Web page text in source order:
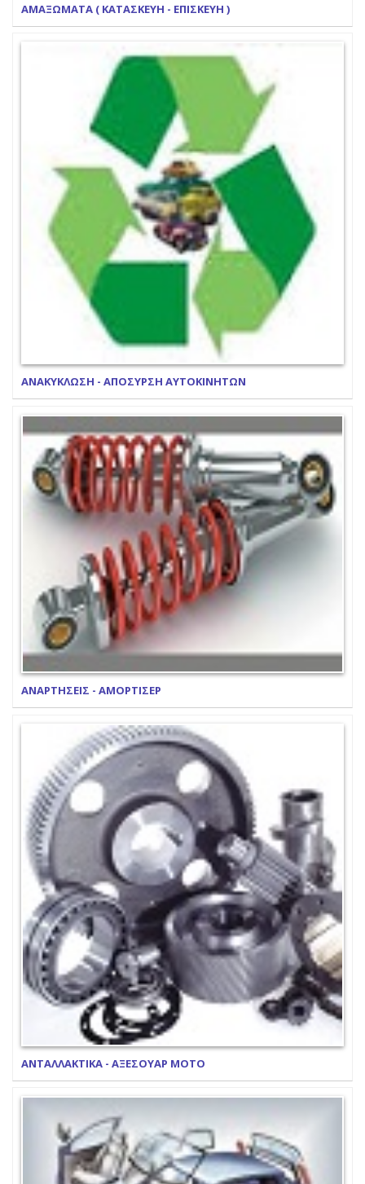
ΑΜΑΞΩΜΑΤΑ ( ΚΑΤΑΣΚΕΥΗ - ΕΠΙΣΚΕΥΗ )
ΑΝΑΚΥΚΛΩΣΗ - ΑΠΟΣΥΡΣΗ ΑΥΤΟΚΙΝΗΤΩΝ
ΑΝΑΡΤΗΣΕΙΣ - ΑΜΟΡΤΙΣΕΡ
ΑΝΤΑΛΛΑΚΤΙΚΑ - ΑΞΕΣΟΥΑΡ ΜΟΤΟ